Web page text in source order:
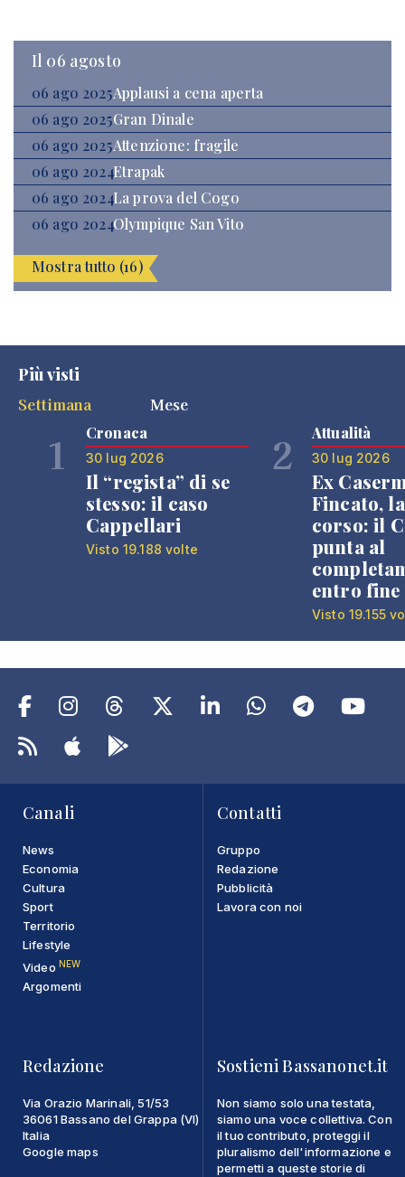
Il 06 agosto
06 ago 2025Applausi a cena aperta
06 ago 2025Gran Dinale
06 ago 2025Attenzione: fragile
06 ago 2024Etrapak
06 ago 2024La prova del Cogo
06 ago 2024Olympique San Vito
Mostra tutto (16)
Più visti
Settimana
Mese
1 Cronaca
30 lug 2026
Il “regista” di se
stesso: il caso
Cappellari
Visto 19.188 volte
2 Attualità
30 lug 2026
Ex
Fincato,
corso: il
punta al
entro fine
Visto 19.155
Canali
News
Economia
Cultura
Sport
Territorio
Lifestyle
Video NEW
Argomenti
Contatti
Gruppo
Redazione
Pubblicità
Lavora con noi
Redazione
Via Orazio Marinali, 51/53
36061 Bassano del Grappa (VI)
Italia
Google maps
Sostieni Bassanonet.it
Non siamo solo una testata,
siamo una voce collettiva. Con
il tuo contributo, proteggi il
pluralismo dell'informazione e
permetti a queste storie di